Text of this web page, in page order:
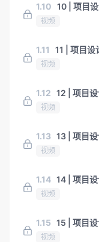
1.10 10 | 项目
视频
1.11 11 | 项目设
视频
1.12 12 | 项目
视频
1.13 13 | 项目
视频
1.14 14 | 项目
视频
1.15 15 | 项目
视频